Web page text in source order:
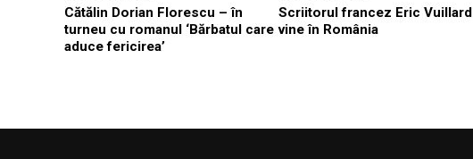
Cătălin Dorian Florescu – în
turneu cu romanul ‘Bărbatul care
aduce fericirea’
Scriitorul francez Eric Vuillard
vine în România